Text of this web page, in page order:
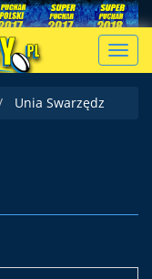
Unia Swarzędz